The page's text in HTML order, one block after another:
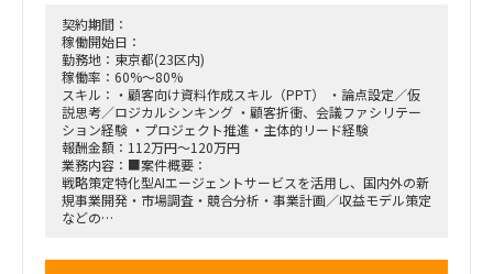
契約期間：
稼働開始日：
勤務地：東京都(23区内)
稼働率：60%～80%
スキル：・顧客向け資料作成スキル（PPT） ・論点設定／仮
説思考／ロジカルシンキング ・顧客折衝、会議ファシリテー
ション経験 ・プロジェクト推進・主体的リード経験
報酬金額：112万円～120万円
業務内容：■案件概要：
戦略策定特化型AIエージェントサービスを活用し、国内外の新
規事業開発・市場調査・競合分析・事業計画／収益モデル策定
などの